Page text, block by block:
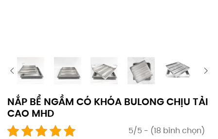
NẮP BỂ NGẦM CÓ KHÓA BULONG CHỊU TẢI
CAO MHD
5/5 - (18 bình chọn)